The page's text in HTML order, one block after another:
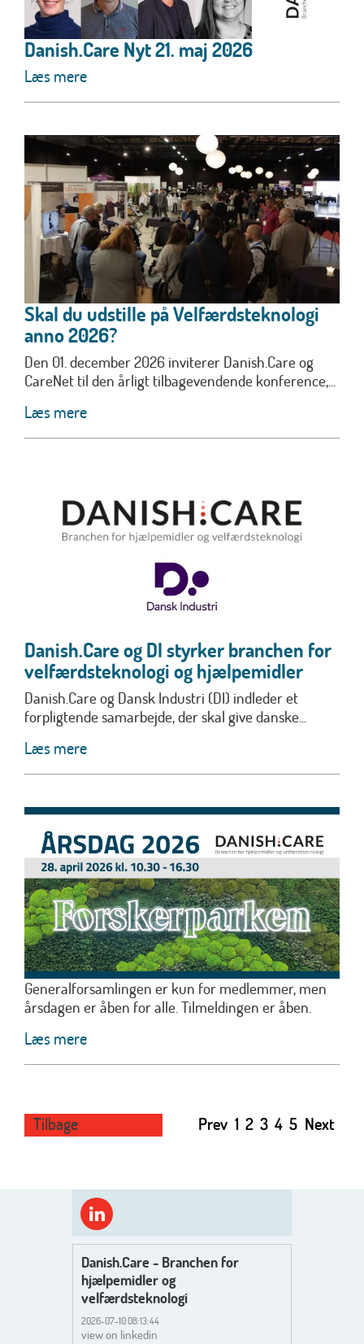
Danish.Care Nyt 21. maj 2026
Læs mere
Skal du udstille på Velfærdsteknologi
anno 2026?
Den 01. december 2026 inviterer Danish.Care og
CareNet til den årligt tilbagevendende konference,...
Læs mere
Danish.Care og DI styrker branchen for
velfærdsteknologi og hjælpemidler
Danish.Care og Dansk Industri (DI) indleder et
forpligtende samarbejde, der skal give danske...
Læs mere
Generalforsamlingen er kun for medlemmer, men
årsdagen er åben for alle. Tilmeldingen er åben.
Læs mere
Tilbage Prev 1 2 3 4 5 Next
Danish.Care - Branchen for
hjælpemidler og
velfærdsteknologi
2026-07-10 08:13:44
view on linkedin